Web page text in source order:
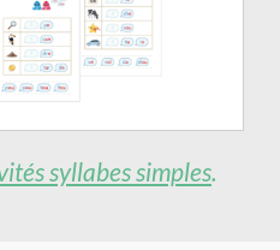
syllabes simples.